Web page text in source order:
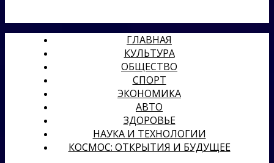
ГЛАВНАЯ
КУЛЬТУРА
ОБЩЕСТВО
СПОРТ
ЭКОНОМИКА
АВТО
ЗДОРОВЬЕ
НАУКА И ТЕХНОЛОГИИ
КОСМОС: ОТКРЫТИЯ И БУДУЩЕЕ